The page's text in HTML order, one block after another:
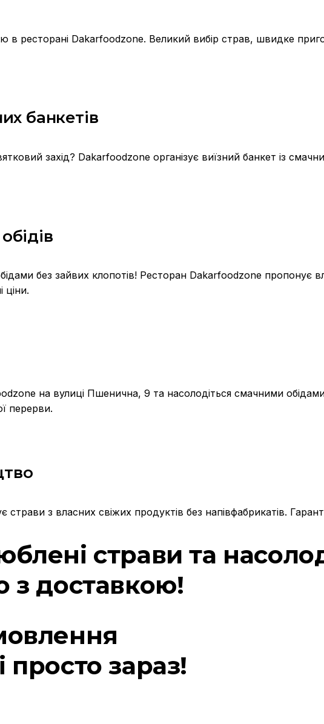
в ресторані Dakarfoodzone. Великий вибір страв, швидке
банкетів
захід? Dakarfoodzone організує виїзний банкет із
без зайвих клопотів! Ресторан Dakarfoodzone пропонує
ціни.
на вулиці Пшенична, 9 та насолодіться смачними
перерви.
з власних свіжих продуктів без напівфабрикатів.
страви та
з доставкою!
просто зараз!